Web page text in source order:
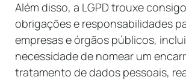
Além disso, a LGPD trouxe
obrigações e responsabilidades
empresas e órgãos públicos,
necessidade de nomear um
tratamento de dados pessoais,